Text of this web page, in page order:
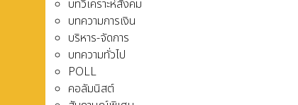
บทวิเคราะห์สังคม
บทความการเงิน
บริหาร-จัดการ
บทความทั่วไป
POLL
คอลัมนิสต์